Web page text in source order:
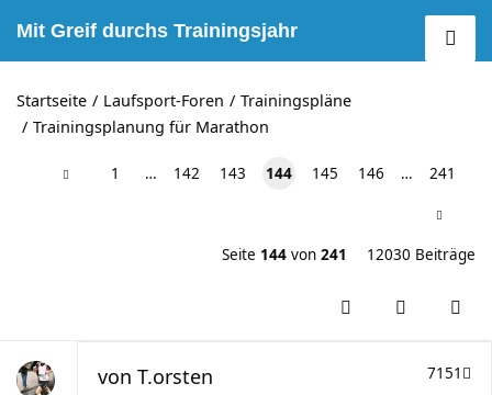
Mit Greif durchs Trainingsjahr
Startseite Laufsport-Foren
Trainingspläne
Trainingsplanung für Marathon
1 … 142 143 144 145 146 … 241
Seite 144 von 241 12030 Beiträge
7151
von T.orsten